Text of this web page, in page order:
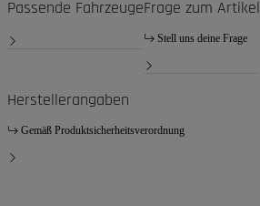
Passende FahrzeugeFrage zum Artikel
Stell uns deine Frage
Herstellerangaben
Gemäß Produktsicherheitsverordnung